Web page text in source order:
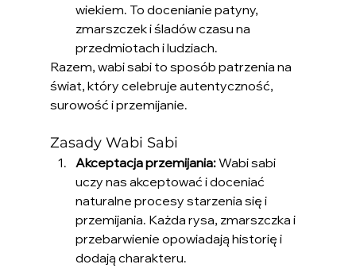
wiekiem. To docenianie patyny,
zmarszczek i śladów czasu na
przedmiotach i ludziach.
Razem, wabi sabi to sposób patrzenia na
świat, który celebruje autentyczność,
surowość i przemijanie.
Zasady Wabi Sabi
Akceptacja przemijania: Wabi sabi
uczy nas akceptować i doceniać
naturalne procesy starzenia się i
przemijania. Każda rysa, zmarszczka i
przebarwienie opowiadają historię i
dodają charakteru.